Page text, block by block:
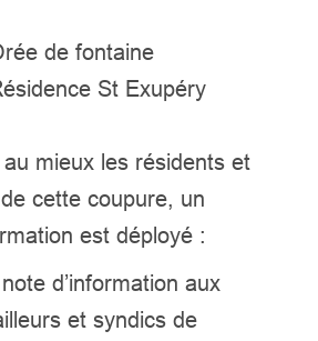
de fontaine
St Exupéry
au mieux les résidents et
cette coupure, un
est déployé :
d’information aux
et syndics de